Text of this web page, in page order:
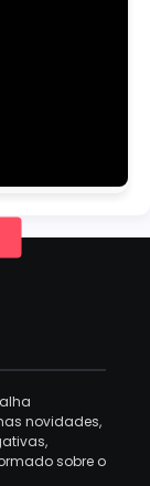
novidades,
sobre o